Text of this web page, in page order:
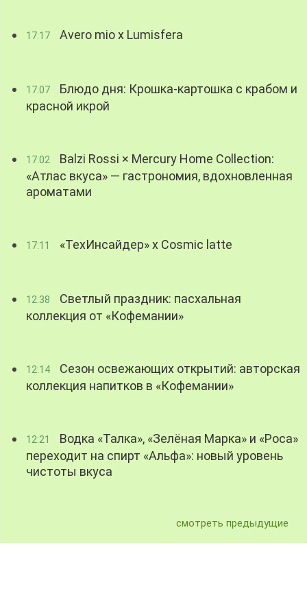
17:17 Avero mio x Lumisfera
17:07
Блюдо дня: Крошка-картошка с крабом и
красной икрой
17:02
Balzi Rossi × Mercury Home Collection:
«Атлас вкуса» — гастрономия, вдохновленная
ароматами
17:11 «ТехИнсайдер» х Cosmic latte
12:38
Светлый праздник: пасхальная
коллекция от «Кофемании»
12:14
Сезон освежающих открытий: авторская
коллекция напитков в «Кофемании»
12:21
Водка «Талка», «Зелёная Марка» и «Роса»
переходит на спирт «Альфа»: новый уровень
чистоты вкуса
смотреть предыдущие